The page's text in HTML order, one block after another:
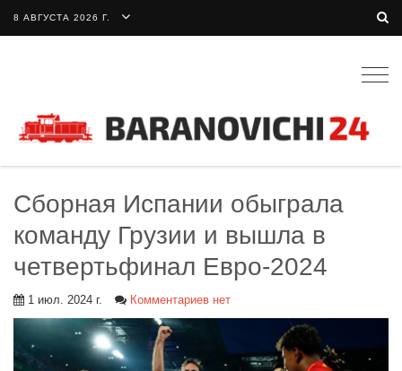
8 АВГУСТА 2026 Г.
Сборная Испании обыграла
команду Грузии и вышла в
четвертьфинал Евро-2024
1 июл. 2024 г. Комментариев нет